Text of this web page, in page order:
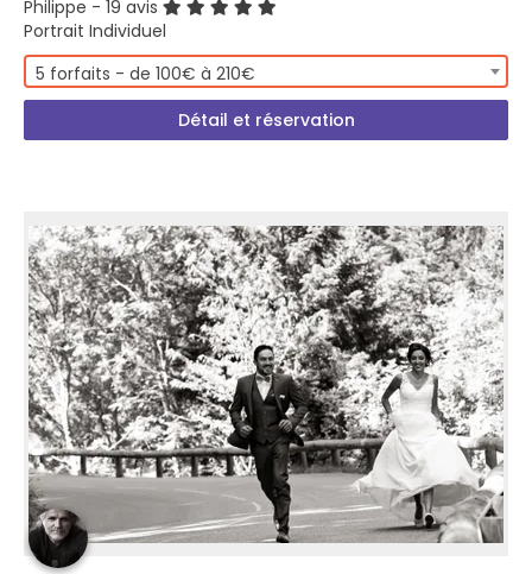
Philippe - 19 avis
Portrait Individuel
5 forfaits - de 100€ à 210€
Détail et réservation